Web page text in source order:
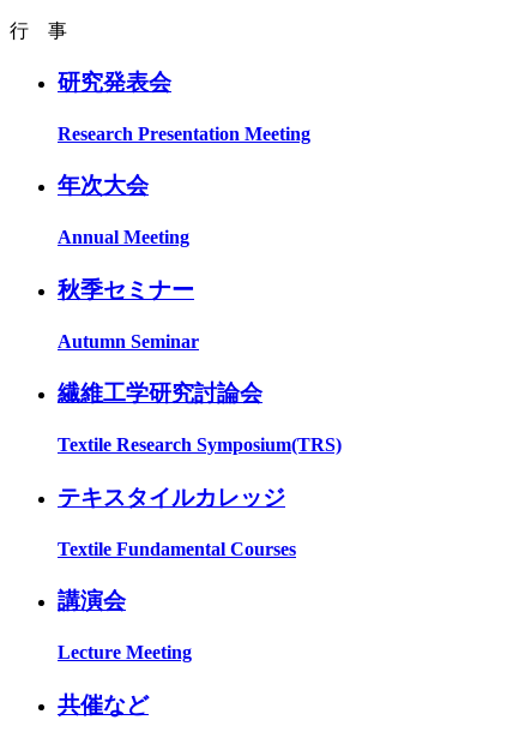
行 事
研究発表会
Research Presentation Meeting
年次大会
Annual Meeting
秋季セミナー
Autumn Seminar
繊維工学研究討論会
Textile Research Symposium(TRS)
テキスタイルカレッジ
Textile Fundamental Courses
講演会
Lecture Meeting
共催など